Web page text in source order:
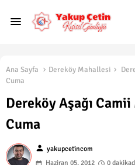
Ana Sayfa Dereköy Mahallesi
Cuma
Dereköy Aşağı
Cuma
person yakupcetincom
Haziran 05, 2012
0